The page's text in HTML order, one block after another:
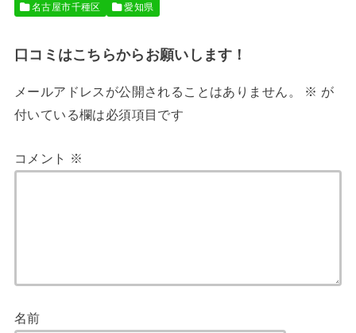
名古屋市千種区 愛知県
口コミはこちらからお願いします！
メールアドレスが公開されることはありません。 ※ が
付いている欄は必須項目です
コメント ※
名前